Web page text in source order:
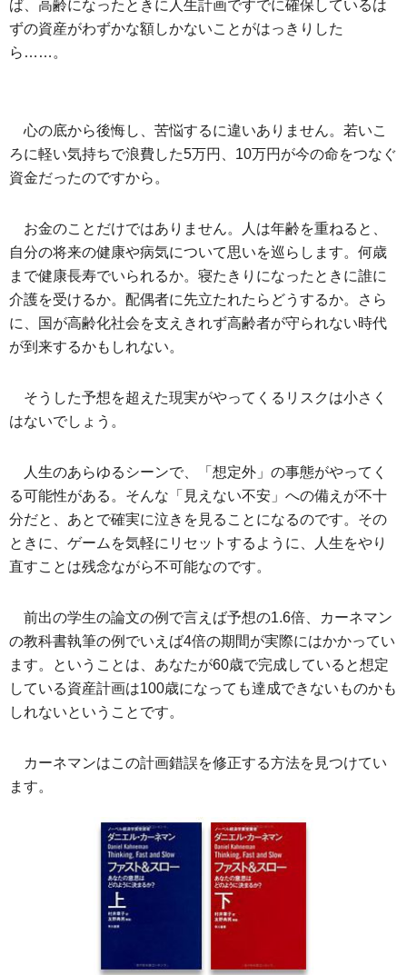
ば、高齢になったときに人生計画ですでに確保しているは
ずの資産がわずかな額しかないことがはっきりした
ら……。
心の底から後悔し、苦悩するに違いありません。若いこ
ろに軽い気持ちで浪費した5万円、10万円が今の命をつなぐ
資金だったのですから。
お金のことだけではありません。人は年齢を重ねると、
自分の将来の健康や病気について思いを巡らします。何歳
まで健康長寿でいられるか。寝たきりになったときに誰に
介護を受けるか。配偶者に先立たれたらどうするか。さら
に、国が高齢化社会を支えきれず高齢者が守られない時代
が到来するかもしれない。
そうした予想を超えた現実がやってくるリスクは小さく
はないでしょう。
人生のあらゆるシーンで、「想定外」の事態がやってく
る可能性がある。そんな「見えない不安」への備えが不十
分だと、あとで確実に泣きを見ることになるのです。その
ときに、ゲームを気軽にリセットするように、人生をやり
直すことは残念ながら不可能なのです。
前出の学生の論文の例で言えば予想の1.6倍、カーネマン
の教科書執筆の例でいえば4倍の期間が実際にはかかってい
ます。ということは、あなたが60歳で完成していると想定
している資産計画は100歳になっても達成できないものかも
しれないということです。
カーネマンはこの計画錯誤を修正する方法を見つけてい
ます。